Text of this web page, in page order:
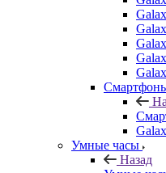
Умные часы
Назад